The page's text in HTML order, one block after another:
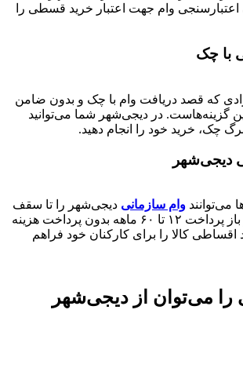
اعتبارسنجی وام جهت اعتبار خرید قسطی را
با چک
که قصد دریافت وام با چک و بدون ضامن
گزینه‌هاست. در دیجی‌شهر شما می‌توانید
چک، خرید خود را انجام دهید.
دیجی‌شهر
وام سازمانی دیجی‌شهر را تا سقف
پرداخت ۱۲ تا ۶۰
ماهه بدون پرداخت هزینه
اقساطی کالا را برای کارکنان خود فراهم
می‌توان از دیجی‌شهر